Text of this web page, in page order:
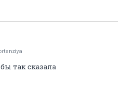
так сказала